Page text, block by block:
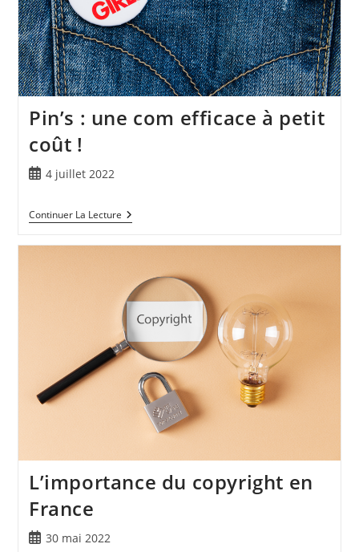
Pin’s : une com efficace à petit
coût !
4 juillet 2022
Continuer La Lecture
L’importance du copyright en
France
30 mai 2022